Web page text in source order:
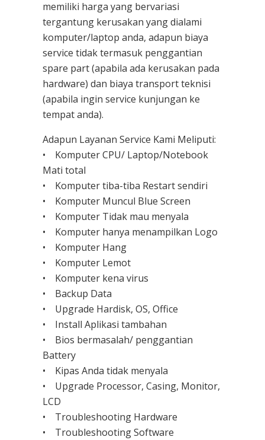
memiliki harga yang bervariasi
tergantung kerusakan yang dialami
komputer/laptop anda, adapun biaya
service tidak termasuk penggantian
spare part (apabila ada kerusakan pada
hardware) dan biaya transport teknisi
(apabila ingin service kunjungan ke
tempat anda).
Adapun Layanan Service Kami Meliputi:
• Komputer CPU/ Laptop/Notebook
Mati total
• Komputer tiba-tiba Restart sendiri
• Komputer Muncul Blue Screen
• Komputer Tidak mau menyala
• Komputer hanya menampilkan Logo
• Komputer Hang
• Komputer Lemot
• Komputer kena virus
• Backup Data
• Upgrade Hardisk, OS, Office
• Install Aplikasi tambahan
• Bios bermasalah/ penggantian
Battery
• Kipas Anda tidak menyala
• Upgrade Processor, Casing, Monitor,
LCD
• Troubleshooting Hardware
• Troubleshooting Software